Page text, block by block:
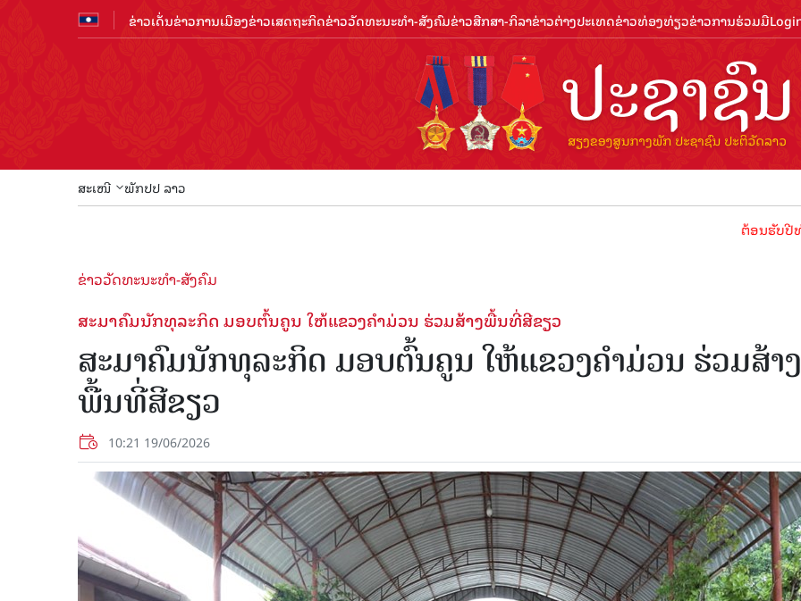
ຂ່າວເດັ່ນຂ່າວການເມືອງຂ່າວເສດຖະກິດຂ່າວວັດທະນະທຳ-ສັງຄົມຂ່າວສືກສາ-ກິລາຂ່າວຕ່າງປະເທດຂ່າວທ່ອງທ່ຽວຂ່າວການຮ່ວມມື
ສະເໜີ ພັກປປ ລາວ
ຕ້ອນຮັບປີທ່ອງທ່ຽວ
ຂ່າວວັດທະນະທຳ-ສັງຄົມ
ສະມາຄົມນັກທຸລະກິດ ມອບຕົ້ນຄູນ ໃຫ້ແຂວງຄໍາມ່ວນ ຮ່ວມສ້າງພື້ນທີ່ສີຂຽວ
ສະມາຄົມນັກທຸລະກິດ ມອບຕົ້ນຄູນ ໃຫ້ແຂວງຄໍາມ່ວນ ຮ່ວມສ້າງ
ພື້ນທີ່ສີຂຽວ
10:21 19/06/2026